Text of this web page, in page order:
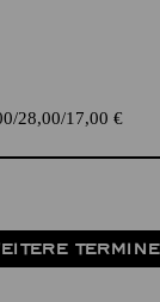
28,00 17,00 €
TERMINE